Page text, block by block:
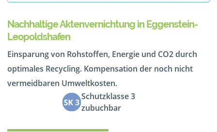
Nachhaltige Aktenvernichtung in Eggenstein-
Leopoldshafen
Einsparung von Rohstoffen, Energie und CO2 durch
optimales Recycling. Kompensation der noch nicht
vermeidbaren Umweltkosten.
Schutzklasse 3
zubuchbar